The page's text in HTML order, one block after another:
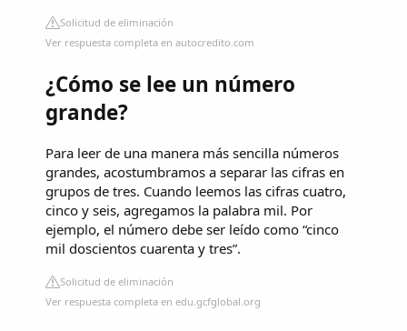
Solicitud de eliminación
Ver respuesta completa en autocredito.com
¿Cómo se lee un número
grande?
Para leer de una manera más sencilla números
grandes, acostumbramos a separar las cifras en
grupos de tres. Cuando leemos las cifras cuatro,
cinco y seis, agregamos la palabra mil. Por
ejemplo, el número debe ser leído como “cinco
mil doscientos cuarenta y tres”.
Solicitud de eliminación
Ver respuesta completa en edu.gcfglobal.org